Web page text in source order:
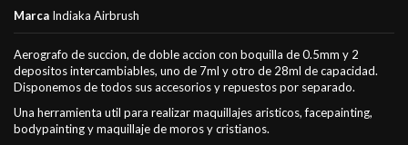
Marca Indiaka Airbrush
Aerografo de succion, de doble accion con boquilla de 0.5mm y 2
depositos intercambiables, uno de 7ml y otro de 28ml de capacidad.
Disponemos de todos sus accesorios y repuestos por separado.
Una herramienta util para realizar maquillajes aristicos, facepainting,
bodypainting y maquillaje de moros y cristianos.